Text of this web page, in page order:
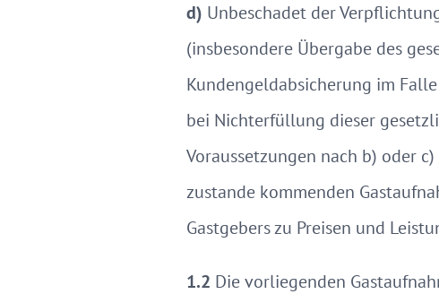
d) Unbeschadet der
(insbesondere Übergabe des
Kundengeldabsicherung im
bei Nichterfüllung dieser
Voraussetzungen nach b) oder
zustande kommenden
Gastgebers zu Preisen und
1.2 Die vorliegenden